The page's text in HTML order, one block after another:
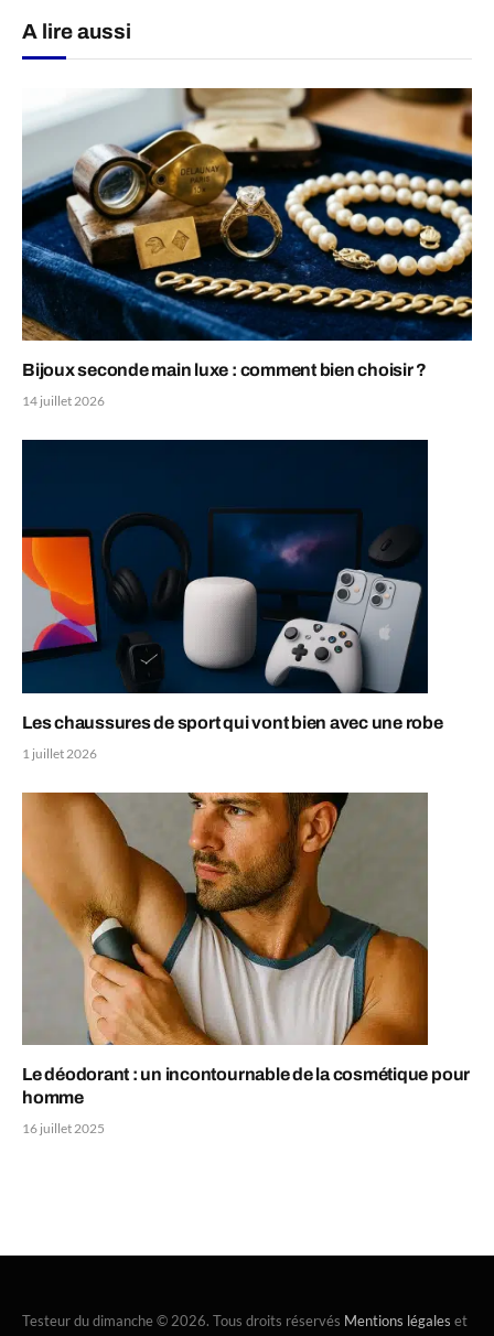
A lire aussi
Bijoux seconde main luxe : comment bien choisir ?
14 juillet 2026
Les chaussures de sport qui vont bien avec une robe
1 juillet 2026
Le déodorant : un incontournable de la cosmétique pour
homme
16 juillet 2025
Testeur du dimanche © 2026. Tous droits réservés Mentions légales et